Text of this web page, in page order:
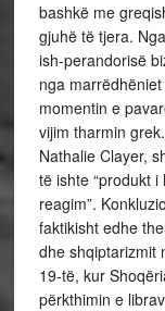
bashkë me
gjuhë të tjera.
ish-perandorisë
nga
momentin e
vijim tharmin
Nathalie Clayer,
të ishte “produkt
reagim”.
faktikisht edhe
dhe shqiptarizmit
19-të, kur
përkthimin e